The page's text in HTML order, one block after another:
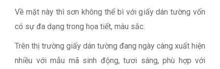
Về mặt này thì sơn không thể bì với giấy dán tường vốn
có sự đa dạng trong họa tiết, màu sắc.
Trên thị trường giấy dán tường đang ngày càng xuất hiện
nhiều với mẫu mã sinh động, tươi sáng, phù hợp với